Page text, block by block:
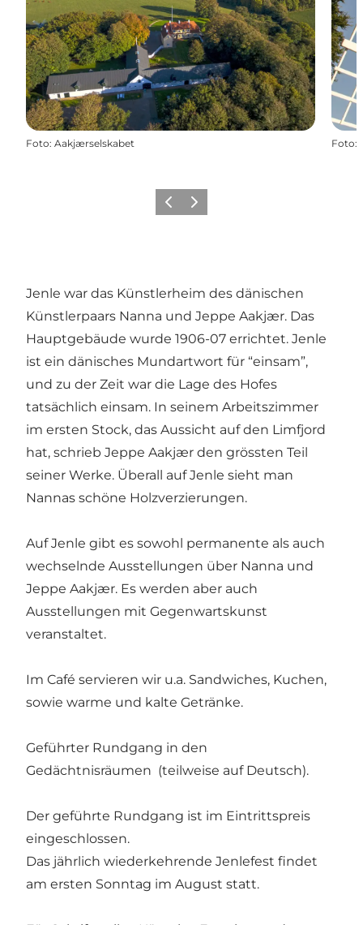
Foto: Aakjærselskabet Foto:
Vorherige Folie
Nächste Folie
Jenle war das Künstlerheim des dänischen
Künstlerpaars Nanna und Jeppe Aakjær. Das
Hauptgebäude wurde 1906-07 errichtet. Jenle
ist ein dänisches Mundartwort für “einsam”,
und zu der Zeit war die Lage des Hofes
tatsächlich einsam. In seinem Arbeitszimmer
im ersten Stock, das Aussicht auf den Limfjord
hat, schrieb Jeppe Aakjær den grössten Teil
seiner Werke. Überall auf Jenle sieht man
Nannas schöne Holzverzierungen.
Auf Jenle gibt es sowohl permanente als auch
wechselnde Ausstellungen über Nanna und
Jeppe Aakjær. Es werden aber auch
Ausstellungen mit Gegenwartskunst
veranstaltet.
Im Café servieren wir u.a. Sandwiches, Kuchen,
sowie warme und kalte Getränke.
Geführter Rundgang in den
Gedächtnisräumen (teilweise auf Deutsch).
Der geführte Rundgang ist im Eintrittspreis
eingeschlossen.
Das jährlich wiederkehrende Jenlefest findet
am ersten Sonntag im August statt.